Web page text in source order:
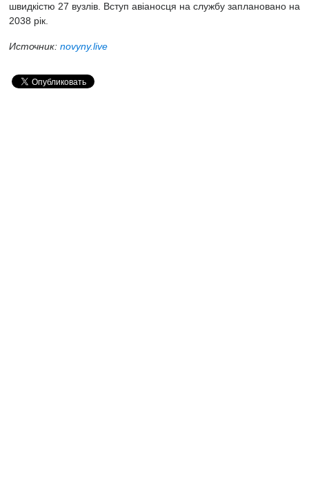
швидкістю 27 вузлів. Вступ авіаносця на службу заплановано на
2038 рік.
Источник: novyny.live